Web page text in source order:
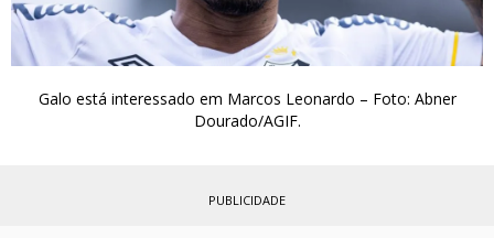
Galo está interessado em Marcos Leonardo – Foto: Abner
Dourado/AGIF.
PUBLICIDADE